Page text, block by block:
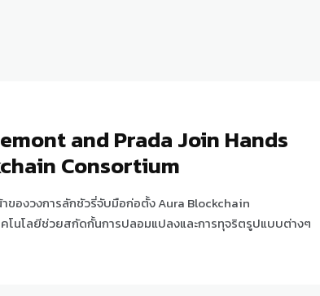
and Prada Join Hands
Consortium
ของวงการลักชัวรี่จับมือก่อตั้ง Aura Blockchain
คโนโลยีช่วยสกัดกั้นการปลอมแปลงและการทุจริตรูปแบบต่างๆ